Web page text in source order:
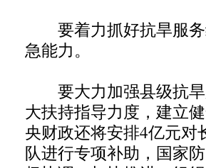
要着力抓好抗旱服务
急能力。
要大力加强县级抗旱
大扶持指导力度，建立
央财政还将安排4亿元
队进行专项补助，国家